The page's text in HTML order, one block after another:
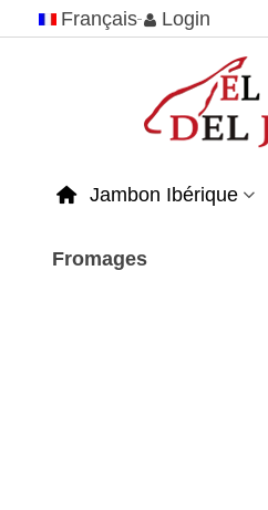
Français Login
Jambon Ibérique
Fromages